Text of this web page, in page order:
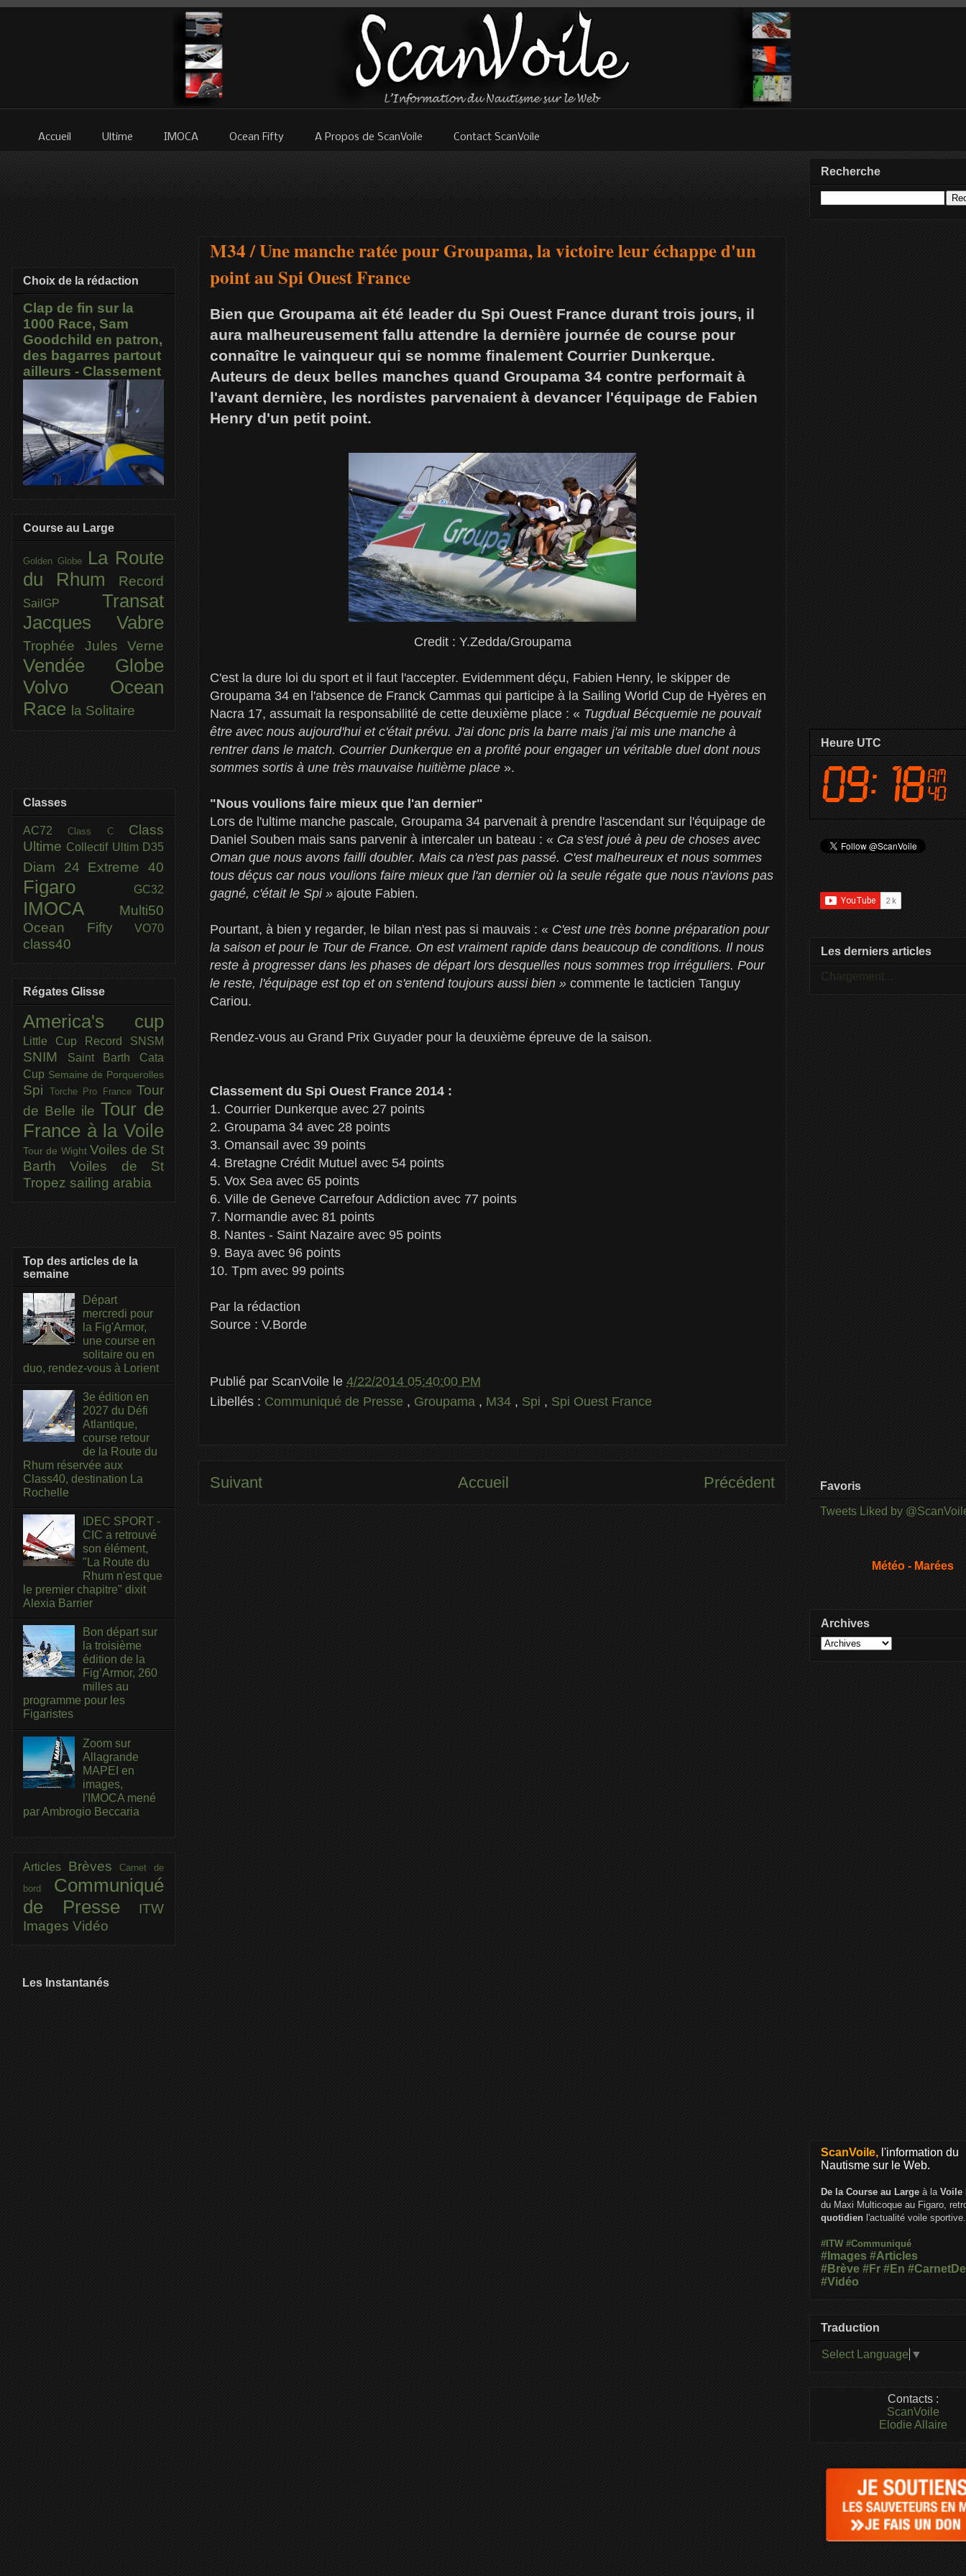
Accueil Ultime IMOCA Ocean Fifty A Propos de ScanVoile Contact ScanVoile
M34 / Une manche ratée pour Groupama, la victoire leur échappe d'un
point au Spi Ouest France
Bien que Groupama ait été leader du Spi Ouest France durant trois jours, il
aura malheureusement fallu attendre la dernière journée de course pour
connaître le vainqueur qui se nomme finalement Courrier Dunkerque.
Auteurs de deux belles manches quand Groupama 34 contre performait à
l'avant dernière, les nordistes parvenaient à devancer l'équipage de Fabien
Henry d'un petit point.
Credit : Y.Zedda/Groupama
C'est la dure loi du sport et il faut l'accepter. Evidemment déçu, Fabien Henry, le skipper de
Groupama 34 en l'absence de Franck Cammas qui participe à la Sailing World Cup de Hyères en
Nacra 17, assumait la responsabilité de cette deuxième place : « Tugdual Bécquemie ne pouvait
être avec nous aujourd'hui et c'était prévu. J'ai donc pris la barre mais j'ai mis une manche à
rentrer dans le match. Courrier Dunkerque en a profité pour engager un véritable duel dont nous
sommes sortis à une très mauvaise huitième place ».
"Nous voulions faire mieux que l'an dernier"
Lors de l'ultime manche pascale, Groupama 34 parvenait à prendre l'ascendant sur l'équipage de
Daniel Souben mais sans parvenir à intercaler un bateau : « Ca s'est joué à peu de choses avec
Oman que nous avons failli doubler. Mais ca n'est pas passé. C'est malheureux et nous sommes
tous déçus car nous voulions faire mieux que l'an dernier où la seule régate que nous n'avions pas
gagné, c'était le Spi » ajoute Fabien.
Pourtant, à bien y regarder, le bilan n'est pas si mauvais : « C'est une très bonne préparation pour
la saison et pour le Tour de France. On est vraiment rapide dans beaucoup de conditions. Il nous
reste à progresser dans les phases de départ lors desquelles nous sommes trop irréguliers. Pour
le reste, l'équipage est top et on s'entend toujours aussi bien » commente le tacticien Tanguy
Cariou.
Rendez-vous au Grand Prix Guyader pour la deuxième épreuve de la saison.
Classement du Spi Ouest France 2014 :
1. Courrier Dunkerque avec 27 points
2. Groupama 34 avec 28 points
3. Omansail avec 39 points
4. Bretagne Crédit Mutuel avec 54 points
5. Vox Sea avec 65 points
6. Ville de Geneve Carrefour Addiction avec 77 points
7. Normandie avec 81 points
8. Nantes - Saint Nazaire avec 95 points
9. Baya avec 96 points
10. Tpm avec 99 points
Par la rédaction
Source : V.Borde
Publié par ScanVoile le 4/22/2014 05:40:00 PM
Libellés : Communiqué de Presse , Groupama , M34 , Spi , Spi Ouest France
Suivant Précédent
Accueil
Choix de la rédaction
Clap de fin sur la
1000 Race, Sam
Goodchild en patron,
des bagarres partout
ailleurs - Classement
Course au Large
Golden Globe
La Route
du Rhum
Record
SailGP Transat
Jacques Vabre
Trophée Jules Verne
Vendée Globe
Volvo Ocean
Race la Solitaire
Classes
AC72Class C Class
Ultime Collectif Ultim D35
Diam 24 Extreme 40
Figaro GC32
IMOCA
Multi50
Ocean Fifty
VO70
class40
Régates Glisse
America's cup
Little Cup Record SNSM
SNIM
Saint Barth Cata
Cup Semaine de Porquerolles
Spi Torche Pro France Tour
de Belle ile Tour de
France à la Voile
Tour de Wight Voiles de St
BarthVoiles de St
Tropez sailing arabia
Top des articles de la
semaine
Départ
mercredi pour
la Fig'Armor,
une course en
solitaire ou en
duo, rendez-vous à Lorient
3e édition en
2027 du Défi
Atlantique,
course retour
de la Route du
Rhum réservée aux
Class40, destination La
Rochelle
IDEC SPORT -
CIC a retrouvé
son élément,
"La Route du
Rhum n'est que
le premier chapitre" dixit
Alexia Barrier
Bon départ sur
la troisième
édition de la
Fig’Armor, 260
milles au
programme pour les
Figaristes
Zoom sur
Allagrande
MAPEI en
images,
l'IMOCA mené
par Ambrogio Beccaria
Articles BrèvesCarnet de
bord Communiqué
de Presse
ITW
Images Vidéo
Les Instantanés
Recherche
Heure UTC
Les derniers articles
Chargement...
Favoris
Tweets Liked by
Météo - Marées
Archives
ScanVoile, l'information du
Nautisme sur le Web.
De la Course au Large à la Voile
du Maxi Multicoque au Figaro,
quotidien l'actualité voile sportive.
#ITW #Communiqué
#Images #Articles
#Brève #Fr #En
#Vidéo
Traduction
Select Language ▼
Contacts :
ScanVoile
Elodie Allaire